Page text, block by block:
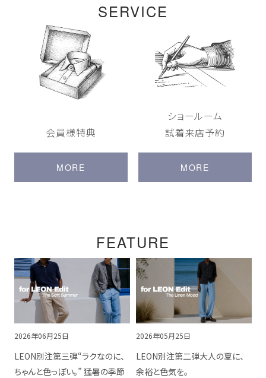
SERVICE
会員様特典
MORE
ショールーム
試着来店予約
MORE
FEATURE
2026年06月25日
LEON別注第三弾“ラクなのに、
ちゃんと色っぽい。” 猛暑の季節
2026年05月25日
LEON別注第二弾大人の夏に、
余裕と色気を。